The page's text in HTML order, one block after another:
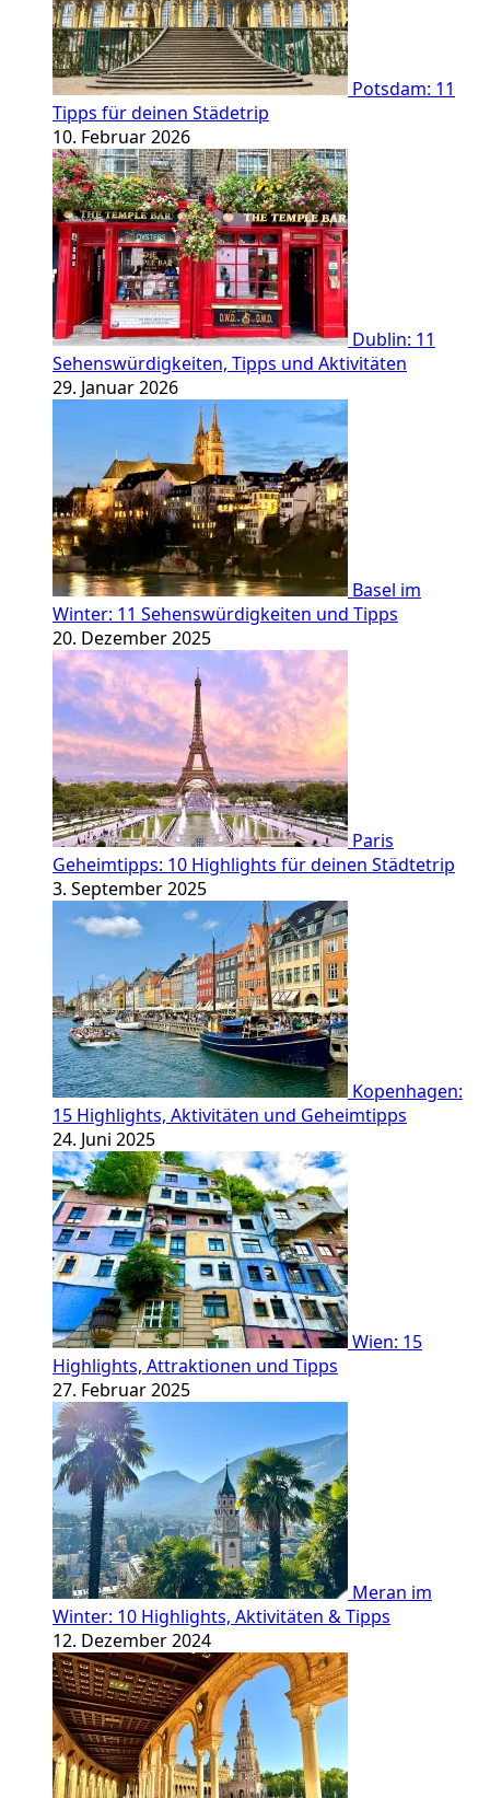
Potsdam: 11
Tipps für deinen Städetrip
10. Februar 2026
Dublin: 11
Sehenswürdigkeiten, Tipps und Aktivitäten
29. Januar 2026
Basel im
Winter: 11 Sehenswürdigkeiten und Tipps
20. Dezember 2025
Paris
Geheimtipps: 10 Highlights für deinen Städtetrip
3. September 2025
Kopenhagen:
15 Highlights, Aktivitäten und Geheimtipps
24. Juni 2025
Wien: 15
Highlights, Attraktionen und Tipps
27. Februar 2025
Meran im
Winter: 10 Highlights, Aktivitäten & Tipps
12. Dezember 2024